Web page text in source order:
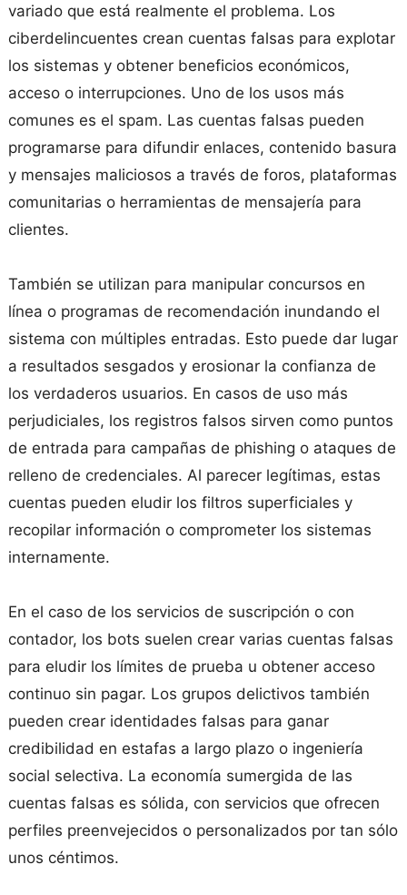
variado que está realmente el problema. Los
ciberdelincuentes crean cuentas falsas para explotar
los sistemas y obtener beneficios económicos,
acceso o interrupciones. Uno de los usos más
comunes es el spam. Las cuentas falsas pueden
programarse para difundir enlaces, contenido basura
y mensajes maliciosos a través de foros, plataformas
comunitarias o herramientas de mensajería para
clientes.
También se utilizan para manipular concursos en
línea o programas de recomendación inundando el
sistema con múltiples entradas. Esto puede dar lugar
a resultados sesgados y erosionar la confianza de
los verdaderos usuarios. En casos de uso más
perjudiciales, los registros falsos sirven como puntos
de entrada para campañas de phishing o ataques de
relleno de credenciales. Al parecer legítimas, estas
cuentas pueden eludir los filtros superficiales y
recopilar información o comprometer los sistemas
internamente.
En el caso de los servicios de suscripción o con
contador, los bots suelen crear varias cuentas falsas
para eludir los límites de prueba u obtener acceso
continuo sin pagar. Los grupos delictivos también
pueden crear identidades falsas para ganar
credibilidad en estafas a largo plazo o ingeniería
social selectiva. La economía sumergida de las
cuentas falsas es sólida, con servicios que ofrecen
perfiles preenvejecidos o personalizados por tan sólo
unos céntimos.